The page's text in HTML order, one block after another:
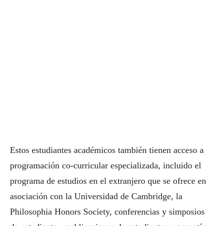
Estos estudiantes académicos también tienen acceso a
programación co-curricular especializada, incluido el
programa de estudios en el extranjero que se ofrece en
asociación con la Universidad de Cambridge, la
Philosophia Honors Society, conferencias y simposios